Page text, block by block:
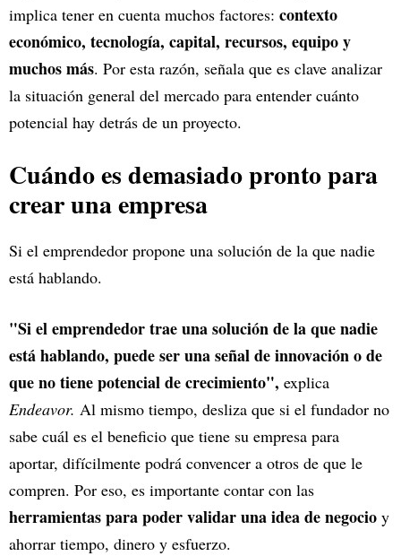
implica tener en cuenta muchos factores: contexto
económico, tecnología, capital, recursos, equipo y
muchos más. Por esta razón, señala que es clave analizar
la situación general del mercado para entender cuánto
potencial hay detrás de un proyecto.
Cuándo es demasiado pronto para
crear una empresa
Si el emprendedor propone una solución de la que nadie
está hablando.
"Si el emprendedor trae una solución de la que nadie
está hablando, puede ser una señal de innovación o de
que no tiene potencial de crecimiento", explica
Endeavor. Al mismo tiempo, desliza que si el fundador no
sabe cuál es el beneficio que tiene su empresa para
aportar, difícilmente podrá convencer a otros de que le
compren. Por eso, es importante contar con las
herramientas para poder validar una idea de negocio y
ahorrar tiempo, dinero y esfuerzo.